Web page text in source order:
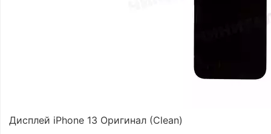
Дисплей iPhone 13 Оригинал (Clean)